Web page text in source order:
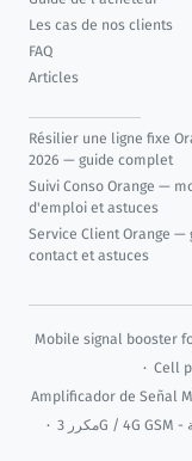
Les cas de nos clients
FAQ
Articles
Résilier une ligne fixe
2026 — guide complet
Suivi Conso Orange —
d'emploi et astuces
Service Client Orange —
contact et astuces
Mobile signal booster
· Cell
Amplificador de Señal
· مكرر 3G / 4G GSM - مضخمات شبكة الهاتف المحمول - تقوية اشارة شبكة